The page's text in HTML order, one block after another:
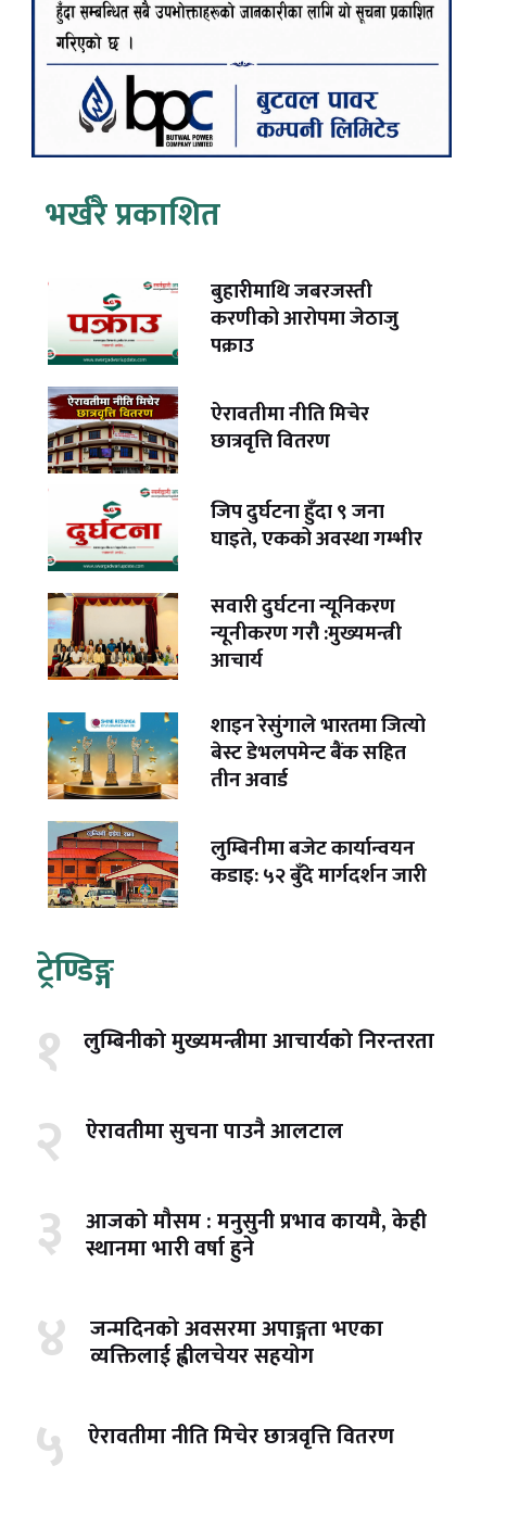
भर्खरै प्रकाशित
बुहारीमाथि जबरजस्ती
करणीको आरोपमा जेठाजु
पक्राउ
ऐरावतीमा नीति मिचेर
छात्रवृत्ति वितरण
जिप दुर्घटना हुँदा ९ जना
घाइते, एकको अवस्था गम्भीर
सवारी दुर्घटना न्यूनिकरण
न्यूनीकरण गरौ :मुख्यमन्त्री
आचार्य
शाइन रेसुंगाले भारतमा जित्यो
बेस्ट डेभलपमेन्ट बैंक सहित
तीन अवार्ड
लुम्बिनीमा बजेट कार्यान्वयन
कडाइ: ५२ बुँदे मार्गदर्शन जारी
ट्रेण्डिङ्ग
१ लुम्बिनीको मुख्यमन्त्रीमा आचार्यको निरन्तरता
२ ऐरावतीमा सुचना पाउनै आलटाल
३ आजको मौसम : मनुसुनी प्रभाव कायमै, केही
स्थानमा भारी वर्षा हुने
४ जन्मदिनको अवसरमा अपाङ्गता भएका
व्यक्तिलाई ह्वीलचेयर सहयोग
५ ऐरावतीमा नीति मिचेर छात्रवृत्ति वितरण